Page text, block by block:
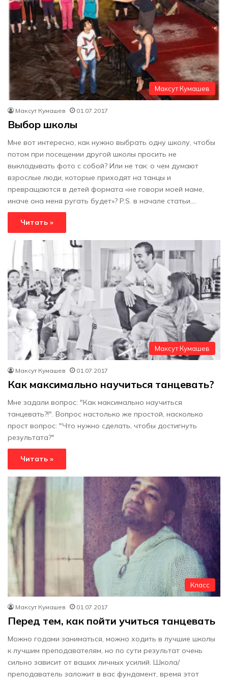
Максут Кумашев
Максут Кумашев 01.07.2017
Выбор школы
Мне вот интересно, как нужно выбрать одну школу, чтобы
потом при посещении другой школы просить не
выкладывать фото с собой? Или не так: о чем думают
взрослые люди, которые приходят на танцы и
превращаются в детей формата «не говори моей маме,
иначе она меня ругать будет»? P.S. в начале статьи.…
Читать »
Максут Кумашев
Максут Кумашев 01.07.2017
Как максимально научиться танцевать?
Мне задали вопрос: "Как максимально научиться
танцевать?!". Вопрос настолько же простой, насколько
прост вопрос: "Что нужно сделать, чтобы достигнуть
результата?"
Читать »
Класс
Максут Кумашев 01.07.2017
Перед тем, как пойти учиться танцевать
Можно годами заниматься, можно ходить в лучшие школы
к лучшим преподавателям, но по сути результат очень
сильно зависит от ваших личных усилий. Школа/
преподаватель заложит в вас фундамент, время этот